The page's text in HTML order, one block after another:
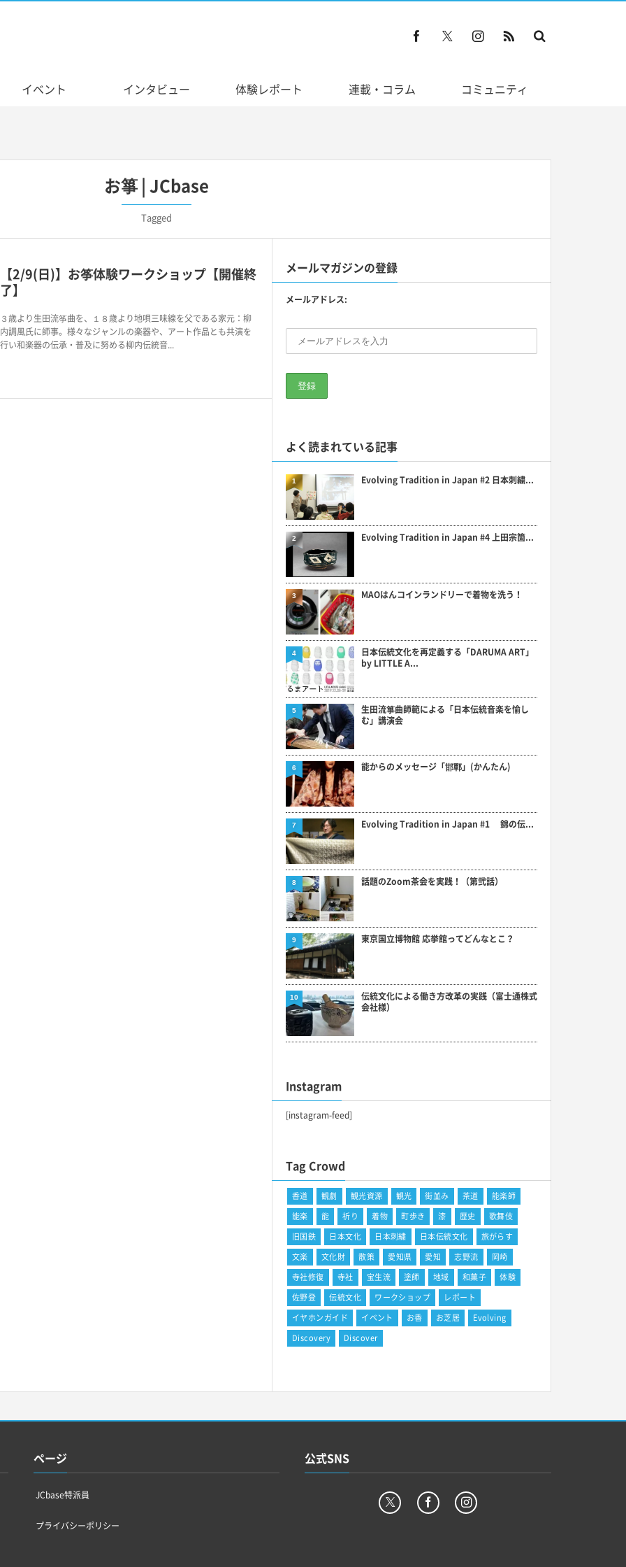
イベント インタビュー 体験レポート 連載・コラム コミュニティ
お箏 | JCbase
Tagged
【2/9(日)】お筝体験ワークショップ【開催終
了】
３歳より生田流筝曲を、１８歳より地唄三味線を父である家元：柳
内調風氏に師事。様々なジャンルの楽器や、アート作品とも共演を
行い和楽器の伝承・普及に努める柳内伝統音...
メールマガジンの登録
メールアドレス:
よく読まれている記事
Evolving Tradition in Japan #2 日本刺繍...
1
Evolving Tradition in Japan #4 上田宗箇...
2
MAOはんコインランドリーで着物を洗う！
3
日本伝統文化を再定義する「DARUMA ART」
by LITTLE A...
4
生田流箏曲師範による「日本伝統音楽を愉し
む」講演会
5
能からのメッセージ「邯鄲」(かんたん)
6
Evolving Tradition in Japan #1 錦の伝...
7
話題のZoom茶会を実践！（第弐話）
8
東京国立博物館 応挙館ってどんなとこ？
9
伝統文化による働き方改革の実践（富士通株式
会社様）
10
Instagram
[instagram-feed]
Tag Crowd
香道 観劇 観光資源 観光 街並み 茶道
能楽師
能楽
能 祈り 着物 町歩き 漆 歴史
歌舞伎
旧国鉄
日本文化 日本刺繍 日本伝統文化
旅がらす
文楽
文化財 散策 愛知県 愛知 志野流
岡崎
寺社修復
寺社 宝生流 塗師 地域 和菓子
体験
佐野登
伝統文化 ワークショップ
レポート
イヤホンガイド
イベント お香 お芝居
Evolving
Discovery
Discover
ページ
JCbase特派員
プライバシーポリシー
公式SNS